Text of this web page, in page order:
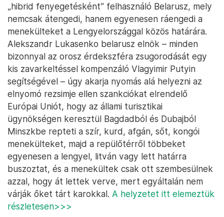
„hibrid fenyegetésként” felhasználó Belarusz, mely
nemcsak átengedi, hanem egyenesen ráengedi a
menekülteket a Lengyelországgal közös határára.
Alekszandr Lukasenko belarusz elnök – minden
bizonnyal az orosz érdekszféra zsugorodását egy
kis zavarkeltéssel kompenzáló Vlagyimir Putyin
segítségével – úgy akarja nyomás alá helyezni az
elnyomó rezsimje ellen szankciókat elrendelő
Európai Uniót, hogy az állami turisztikai
ügynökségen keresztül Bagdadból és Dubajból
Minszkbe repteti a szír, kurd, afgán, sőt, kongói
menekülteket, majd a repülőtérről többeket
egyenesen a lengyel, litván vagy lett határra
buszoztat, és a menekültek csak ott szembesülnek
azzal, hogy át lettek verve, mert egyáltalán nem
várják őket tárt karokkal. A helyzetet itt elemeztük
részletesen>>>